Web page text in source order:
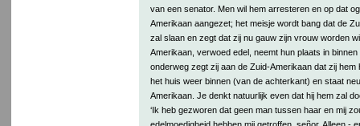
van een senator. Men wil hem arresteren en op dat
Amerikaan aangezet; het meisje wordt bang dat de
zal slaan en zegt dat zij nu gauw zijn vrouw worden
Amerikaan, verwoed edel, neemt hun plaats in
onderweg zegt zij aan de Zuid-Amerikaan dat zij hem
het huis weer binnen (van de achterkant) en staat
Amerikaan. Je denkt natuurlijk even dat hij hem zal
‘Ik heb gezworen dat geen man tussen haar en mij